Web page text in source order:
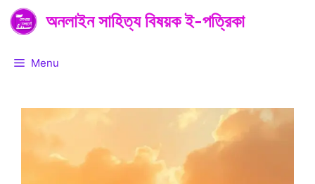
Skip
to
অনলাইন সাহিত্য বিষয়ক ই-পত্রিকা
Menu